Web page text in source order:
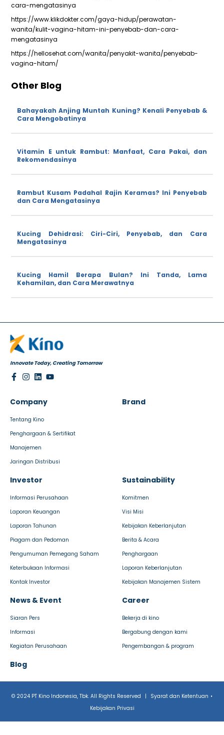
cara-mengatasinya
https://www.klikdokter.com/gaya-hidup/perawatan-
wanita/kulit-vagina-hitam-ini-penyebab-dan-cara-
mengatasinya
https://hellosehat.com/wanita/penyakit-wanita/penyebab-
vagina-hitam/
Other Blog
Bahayakah Anjing Muntah Kuning? Kenali Penyebab &
Cara Mengobatinya
Vitamin E untuk Rambut: Manfaat, Cara Pakai, dan
Rekomendasinya
Rambut Kusam Padahal Rajin Keramas? Ini Penyebab
dan Cara Mengatasinya
Kucing Dehidrasi: Ciri-Ciri, Penyebab, dan Cara
Mengatasinya
Kucing Hamil Berapa Bulan? Ini Tanda, Lama
Kehamilan, dan Cara Merawatnya
Innovate Today, Creating Tomorrow
Company
Tentang Kino
Penghargaan & Sertifikat
Manajemen
Jaringan Distribusi
Brand
Investor
Informasi Perusahaan
Laporan Keuangan
Laporan Tahunan
Piagam dan Pedoman
Pengumuman Pemegang Saham
Keterbukaan Informasi
Kontak Investor
Sustainability
Komitmen
Visi Misi
Kebijakan Keberlanjutan
Berita & Acara
Penghargaan
Laporan Keberlanjutan
Kebijakan Manajemen Sistem
News & Event
Siaran Pers
Informasi
Kegiatan Perusahaan
Career
Bekerja di kino
Bergabung dengan kami
Pengembangan & program
Blog
© 2024 PT Kino Indonesia, Tbk. All Rights Reserved | Syarat dan Ketentuan •
Kebijakan Privasi